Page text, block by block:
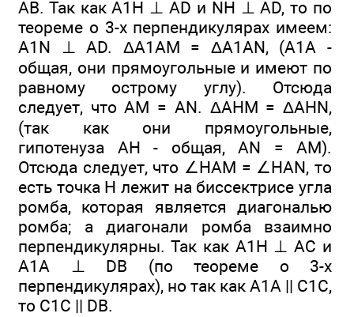
АВ. Так как А1Н ⊥ AD и NH ⊥ AD, то по
теореме о 3-х перпендикулярах имеем:
A1N ⊥ AD. ΔА1АМ = ΔA1AN, (А1А -
общая, они прямоугольные и имеют по
равному острому углу). Отсюда
следует, что AM = AN. ΔАНМ = ΔAHN,
(так как они прямоугольные,
гипотенуза АН - общая, AN = AM).
Отсюда следует, что ∠НАМ = ∠HAN, то
есть точка Н лежит на биссектрисе угла
ромба, которая является диагональю
ромба; а диагонали ромба взаимно
перпендикулярны. Так как A1H ⊥ AC и
А1А ⊥ DB (по теореме о 3-х
перпендикулярах), но так как А1А || C1C,
то C1C || DB.